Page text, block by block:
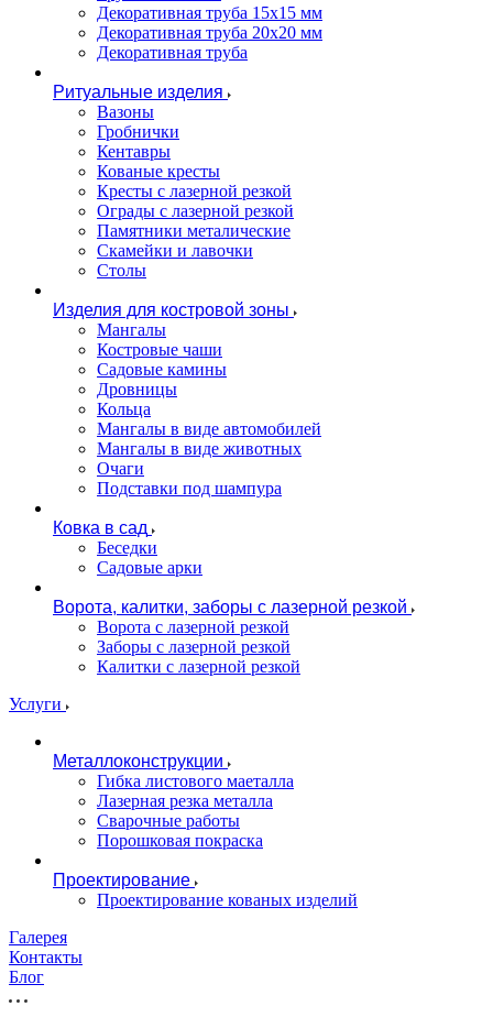
Декоративная труба 15х15 мм
Декоративная труба 20х20 мм
Декоративная труба
Ритуальные изделия
Вазоны
Гробнички
Кентавры
Кованые кресты
Кресты с лазерной резкой
Ограды с лазерной резкой
Памятники металические
Скамейки и лавочки
Столы
Изделия для костровой зоны
Мангалы
Костровые чаши
Садовые камины
Дровницы
Кольца
Мангалы в виде автомобилей
Мангалы в виде животных
Очаги
Подставки под шампура
Ковка в сад
Беседки
Садовые арки
Ворота, калитки, заборы с лазерной резкой
Ворота с лазерной резкой
Заборы с лазерной резкой
Калитки с лазерной резкой
Услуги
Металлоконструкции
Гибка листового маеталла
Лазерная резка металла
Сварочные работы
Порошковая покраска
Проектирование
Проектирование кованых изделий
Галерея
Контакты
Блог